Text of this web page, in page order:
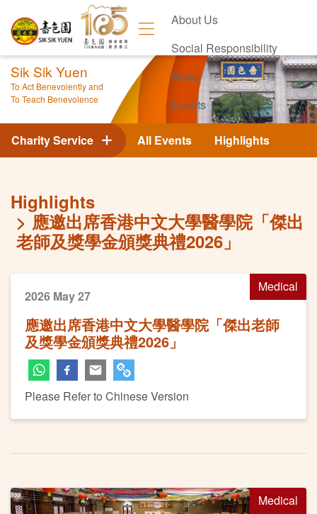
About Us
Social Responsibility
News
Events
Contact Us
Sik Sik Yuen
To Act Benevolently and
To Teach Benevolence
All Events Highlights
Charity Service
Highlights
應邀出席香港中文大學醫學院「傑出
老師及獎學金頒獎典禮2026」
Medical
2026 May 27
應邀出席香港中文大學醫學院「傑出老師
及獎學金頒獎典禮2026」
Please Refer to Chinese Version
Medical